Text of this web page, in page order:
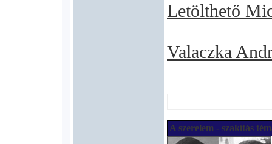
Letölthető
Valaczka
A szerelem - szakítás